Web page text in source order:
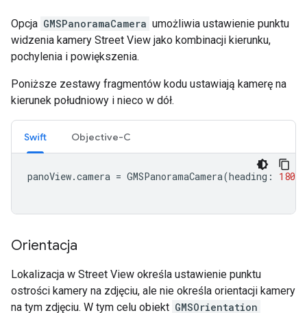
Opcja GMSPanoramaCamera umożliwia ustawienie punktu
widzenia kamery Street View jako kombinacji kierunku,
pochylenia i powiększenia.
Poniższe zestawy fragmentów kodu ustawiają kamerę na
kierunek południowy i nieco w dół.
Swift Objective-C
panoView.camera = GMSPanoramaCamera(heading : 180
Orientacja
Lokalizacja w Street View określa ustawienie punktu
ostrości kamery na zdjęciu, ale nie określa orientacji kamery
na tym zdjęciu. W tym celu obiekt GMSOrientation